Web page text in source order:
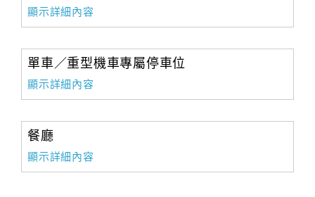
顯示詳細內容
單車／重型機車專屬停車位
顯示詳細內容
餐廳
顯示詳細內容